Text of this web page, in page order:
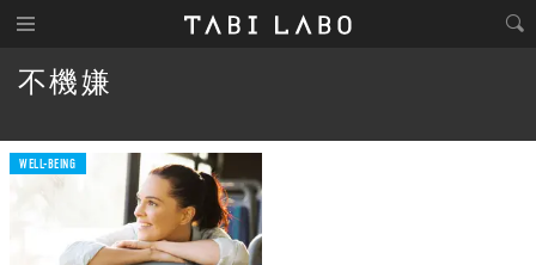
不機嫌
WELL-BEING